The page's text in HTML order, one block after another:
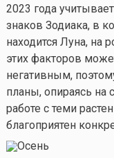
2023 года
знаков Зодиака, в
находится Луна, на
этих факторов
негативным,
планы, опираясь на
работе с теми
благоприятен